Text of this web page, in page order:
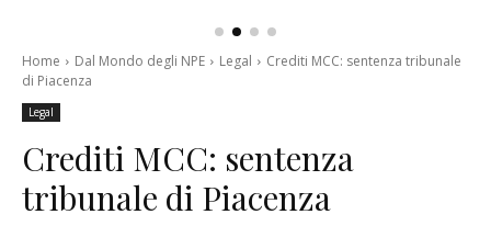
Home Dal Mondo degli NPE Legal
Crediti MCC: sentenza tribunale
di Piacenza
Legal
Crediti MCC: sentenza
tribunale di Piacenza